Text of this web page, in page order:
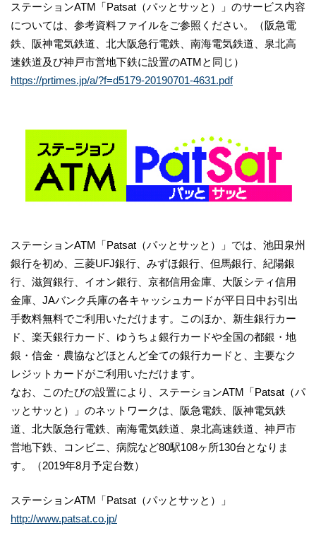
ステーションATM「Patsat（パッとサッと）」のサービス内容
については、参考資料ファイルをご参照ください。（阪急電
鉄、阪神電気鉄道、北大阪急行電鉄、南海電気鉄道、泉北高
速鉄道及び神戸市営地下鉄に設置のATMと同じ）
https://prtimes.jp/a/?f=d5179-20190701-4631.pdf
ステーションATM「Patsat（パッとサッと）」では、池田泉州
銀行を初め、三菱UFJ銀行、みずほ銀行、但馬銀行、紀陽銀
行、滋賀銀行、イオン銀行、京都信用金庫、大阪シティ信用
金庫、JAバンク兵庫の各キャッシュカードが平日日中お引出
手数料無料でご利用いただけます。このほか、新生銀行カー
ド、楽天銀行カード、ゆうちょ銀行カードや全国の都銀・地
銀・信金・農協などほとんど全ての銀行カードと、主要なク
レジットカードがご利用いただけます。
なお、このたびの設置により、ステーションATM「Patsat（パ
ッとサッと）」のネットワークは、阪急電鉄、阪神電気鉄
道、北大阪急行電鉄、南海電気鉄道、泉北高速鉄道、神戸市
営地下鉄、コンビニ、病院など80駅108ヶ所130台となりま
す。（2019年8月予定台数）
ステーションATM「Patsat（パッとサッと）」
http://www.patsat.co.jp/